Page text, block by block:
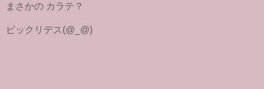
まさかの カラテ？
ビックリデス(@_@)